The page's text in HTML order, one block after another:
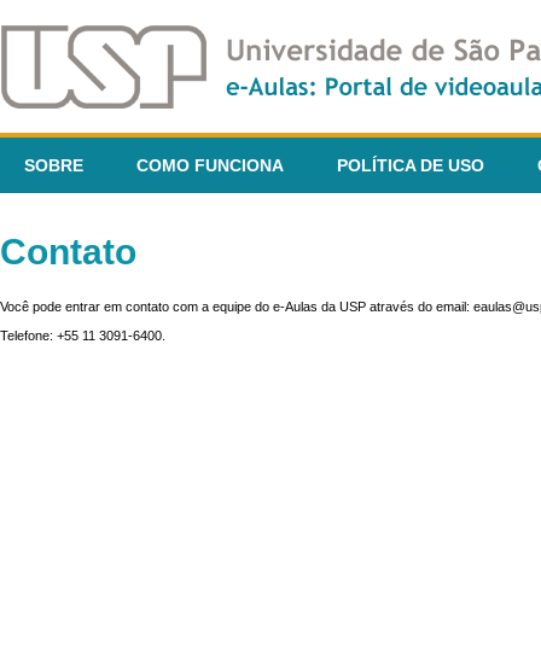
SOBRE COMO FUNCIONA POLÍTICA DE USO
Contato
Você pode entrar em contato com a equipe do e-Aulas da USP através do email:
Telefone: +55 11 3091-6400.